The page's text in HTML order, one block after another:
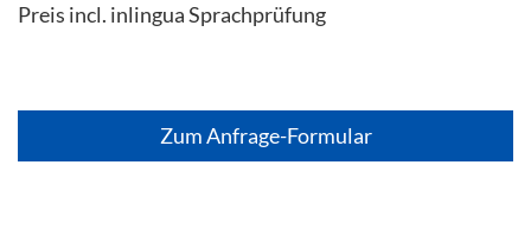
Preis incl. inlingua Sprachprüfung
Zum Anfrage-Formular